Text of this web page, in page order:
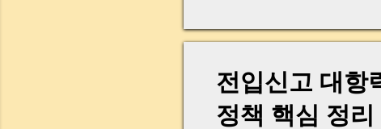
듣
니
가
는
전입신고 대항
정책 핵심 정리